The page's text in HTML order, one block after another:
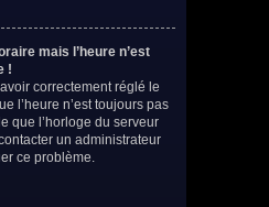
mais l’heure n’est
!
correctement réglé le
l’heure n’est toujours pas
que l’horloge du serveur
un administrateur
ce problème.